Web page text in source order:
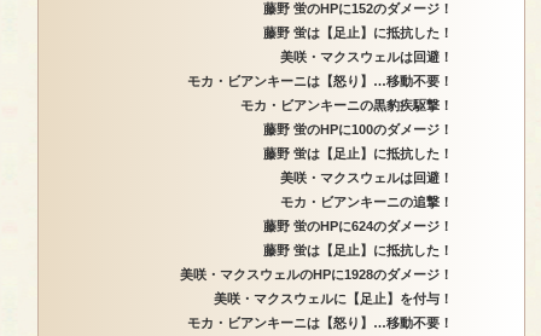
藤野 蛍のHPに152のダメージ！
藤野 蛍は【足止】に抵抗した！
美咲・マクスウェルは回避！
モカ・ビアンキーニは【怒り】…移動不要！
モカ・ビアンキーニの黒豹疾駆撃！
藤野 蛍のHPに100のダメージ！
藤野 蛍は【足止】に抵抗した！
美咲・マクスウェルは回避！
モカ・ビアンキーニの追撃！
藤野 蛍のHPに624のダメージ！
藤野 蛍は【足止】に抵抗した！
美咲・マクスウェルのHPに1928のダメージ！
美咲・マクスウェルに【足止】を付与！
モカ・ビアンキーニは【怒り】…移動不要！